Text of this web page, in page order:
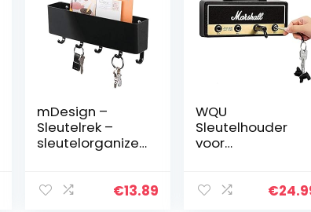
mDesign –
Sleutelrek –
sleutelorganizer
postbakje/mod
€13.89
WQU
Sleutelhouder
voor
wandmontage,
€